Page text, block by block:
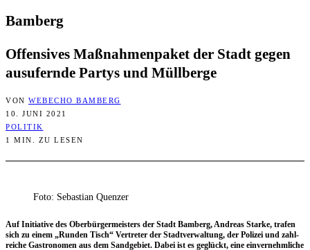
Bam­berg
Offen­si­ves Maß­nah­men­pa­ket der Stadt gegen
aus­ufern­de Par­tys und Müllberge
VON WEBECHO BAMBERG
10. JUNI 2021
POLITIK
1 MIN. ZU LESEN
Foto: Sebastian Quenzer
Auf Initia­ti­ve des Ober­bür­ger­meis­ters der Stadt Bam­berg, Andre­as Star­ke, tra­fen
sich zu einem „Run­den Tisch“ Ver­tre­ter der Stadt­ver­wal­tung, der Poli­zei und zahl­
rei­che Gas­tro­no­men aus dem Sand­ge­biet. Dabei ist es geglückt, eine ein­ver­nehm­li­che